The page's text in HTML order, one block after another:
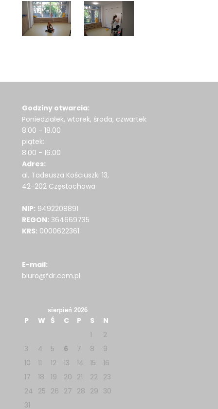
Godziny otwarcia:
Poniedziałek, wtorek, środa, czwartek
8.00 - 18.00
piątek:
8.00 - 16.00
Adres:
al. Tadeusza Kościuszki 13,
42-202 Częstochowa
NIP: 9492208891
REGON: 364669735
KRS: 0000622361
E-mail:
biuro@fdr.com.pl
sierpień 2026
P W Ś C P S
N
1
2
3
4 5 6 7 8
9
10
11 12 13 14 15
16
17
18 19 20 21 22
23
24 25 26 27 28 29 30
31